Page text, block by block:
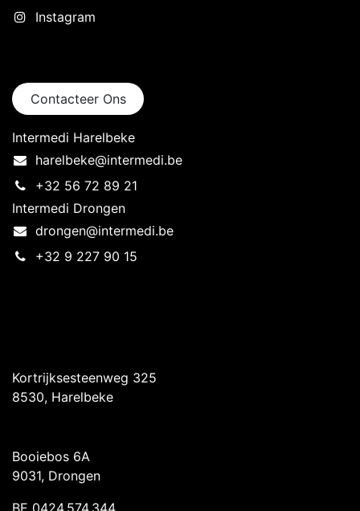
Instagram
Contacteer Ons
Intermedi Harelbeke
harelbeke@intermedi.be
+32 56 72 89 21
Intermedi Drongen
drongen@intermedi.be
+32 9 227 90 15
Kortrijksesteenweg 325
8530, Harelbeke
Booiebos 6A
9031, Drongen
BE 0424.574.344